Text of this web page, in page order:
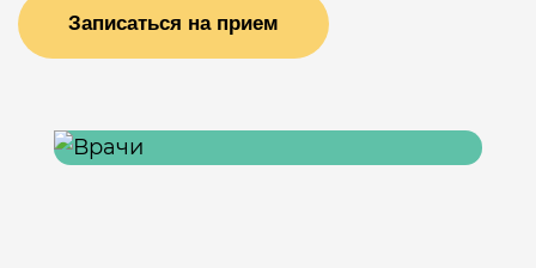
Записаться на прием